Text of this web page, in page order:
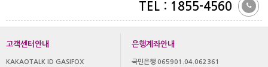
TEL : 1855-4560
고객센터안내
KAKAOTALK ID GASIFOX
은행계좌안내
국민은행 065901.04.062361